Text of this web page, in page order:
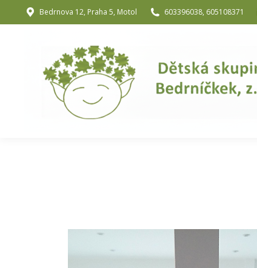
Bedrnova 12, Praha 5, Motol 603396038, 605108371
Úvod O nás O józe a